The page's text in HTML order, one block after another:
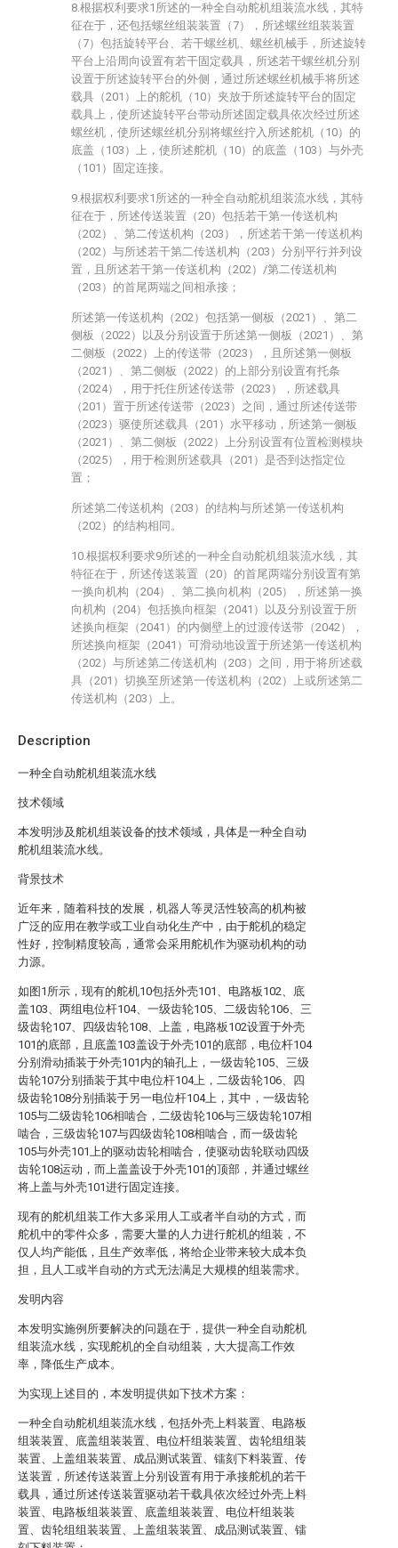
Description
一种全自动舵机组装流水线
技术领域
本发明涉及舵机组装设备的技术领域，具体是一种全自动
舵机组装流水线。
背景技术
近年来，随着科技的发展，机器人等灵活性较高的机构被
广泛的应用在教学或工业自动化生产中，由于舵机的稳定
性好，控制精度较高，通常会采用舵机作为驱动机构的动
力源。
如图1所示，现有的舵机10包括外壳101、电路板102、底
盖103、两组电位杆104、一级齿轮105、二级齿轮106、三
级齿轮107、四级齿轮108、上盖，电路板102设置于外壳
101的底部，且底盖103盖设于外壳101的底部，电位杆104
分别滑动插装于外壳101内的轴孔上，一级齿轮105、三级
齿轮107分别插装于其中电位杆104上，二级齿轮106、四
级齿轮108分别插装于另一电位杆104上，其中，一级齿轮
105与二级齿轮106相啮合，二级齿轮106与三级齿轮107相
啮合，三级齿轮107与四级齿轮108相啮合，而一级齿轮
105与外壳101上的驱动齿轮相啮合，使驱动齿轮联动四级
齿轮108运动，而上盖盖设于外壳101的顶部，并通过螺丝
将上盖与外壳101进行固定连接。
现有的舵机组装工作大多采用人工或者半自动的方式，而
舵机中的零件众多，需要大量的人力进行舵机的组装，不
仅人均产能低，且生产效率低，将给企业带来较大成本负
担，且人工或半自动的方式无法满足大规模的组装需求。
发明内容
本发明实施例所要解决的问题在于，提供一种全自动舵机
组装流水线，实现舵机的全自动组装，大大提高工作效
率，降低生产成本。
为实现上述目的，本发明提供如下技术方案：
一种全自动舵机组装流水线，包括外壳上料装置、电路板
组装装置、底盖组装装置、电位杆组装装置、齿轮组组装
装置、上盖组装装置、成品测试装置、镭刻下料装置、传
送装置，所述传送装置上分别设置有用于承接舵机的若干
载具，通过所述传送装置驱动若干载具依次经过外壳上料
装置、电路板组装装置、底盖组装装置、电位杆组装装
置、齿轮组组装装置、上盖组装装置、成品测试装置、镭
8.根据权利要求1所述的一种全自动舵机组装流水线，其特
征在于，还包括螺丝组装装置（7），所述螺丝组装装置
（7）包括旋转平台、若干螺丝机、螺丝机械手，所述旋转
平台上沿周向设置有若干固定载具，所述若干螺丝机分别
设置于所述旋转平台的外侧，通过所述螺丝机械手将所述
载具（201）上的舵机（10）夹放于所述旋转平台的固定
载具上，使所述旋转平台带动所述固定载具依次经过所述
螺丝机，使所述螺丝机分别将螺丝拧入所述舵机（10）的
底盖（103）上，使所述舵机（10）的底盖（103）与外壳
（101）固定连接。
9.根据权利要求1所述的一种全自动舵机组装流水线，其特
征在于，所述传送装置（20）包括若干第一传送机构
（202）、第二传送机构（203），所述若干第一传送机构
（202）与所述若干第二传送机构（203）分别平行并列设
置，且所述若干第一传送机构（202）/第二传送机构
（203）的首尾两端之间相承接；
所述第一传送机构（202）包括第一侧板（2021）、第二
侧板（2022）以及分别设置于所述第一侧板（2021）、第
二侧板（2022）上的传送带（2023），且所述第一侧板
（2021）、第二侧板（2022）的上部分别设置有托条
（2024），用于托住所述传送带（2023），所述载具
（201）置于所述传送带（2023）之间，通过所述传送带
（2023）驱使所述载具（201）水平移动，所述第一侧板
（2021）、第二侧板（2022）上分别设置有位置检测模块
（2025），用于检测所述载具（201）是否到达指定位
置；
所述第二传送机构（203）的结构与所述第一传送机构
（202）的结构相同。
10.根据权利要求9所述的一种全自动舵机组装流水线，其
特征在于，所述传送装置（20）的首尾两端分别设置有第
一换向机构（204）、第二换向机构（205），所述第一换
向机构（204）包括换向框架（2041）以及分别设置于所
述换向框架（2041）的内侧壁上的过渡传送带（2042），
所述换向框架（2041）可滑动地设置于所述第一传送机构
（202）与所述第二传送机构（203）之间，用于将所述载
具（201）切换至所述第一传送机构（202）上或所述第二
传送机构（203）上。